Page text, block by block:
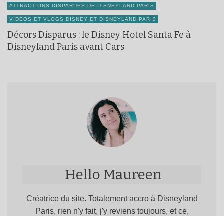
ATTRACTIONS DISPARUES DE DISNEYLAND PARIS
VIDÉOS ET VLOGS DISNEY ET DISNEYLAND PARIS
Décors Disparus : le Disney Hotel Santa Fe à
Disneyland Paris avant Cars
Hello Maureen
Créatrice du site. Totalement accro à Disneyland
Paris, rien n'y fait, j'y reviens toujours, et ce,